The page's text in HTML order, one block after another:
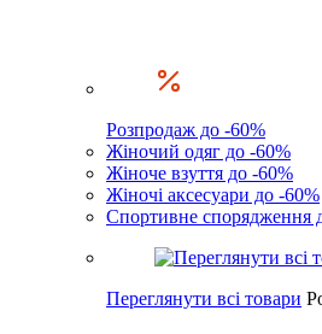
Розпродаж до -60%
Жіночий одяг до -60%
Жіноче взуття до -60%
Жіночі аксесуари до -60%
Спортивне спорядження
Переглянути всі товари